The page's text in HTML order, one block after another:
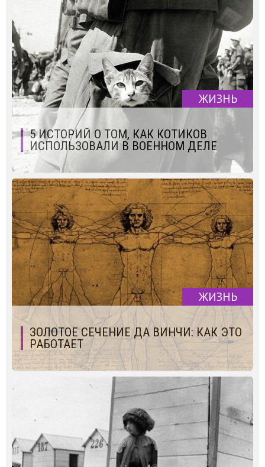
ЖИЗНЬ
5 ИСТОРИЙ О ТОМ, КАК КОТИКОВ
ИСПОЛЬЗОВАЛИ В ВОЕННОМ ДЕЛЕ
ЖИЗНЬ
ЗОЛОТОЕ СЕЧЕНИЕ ДА ВИНЧИ: КАК ЭТО
РАБОТАЕТ